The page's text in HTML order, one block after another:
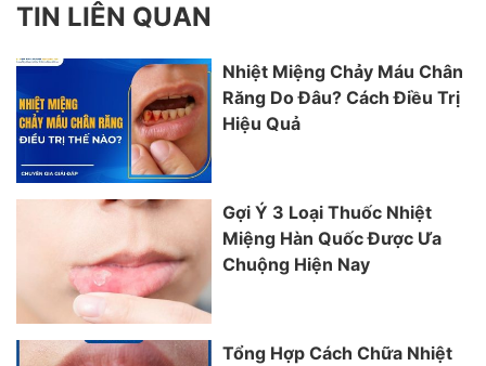
TIN LIÊN QUAN
Nhiệt Miệng Chảy Máu Chân
Răng Do Đâu? Cách Điều Trị
Hiệu Quả
Gợi Ý 3 Loại Thuốc Nhiệt
Miệng Hàn Quốc Được Ưa
Chuộng Hiện Nay
Tổng Hợp Cách Chữa Nhiệt